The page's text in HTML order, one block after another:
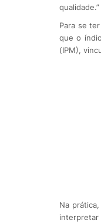
qualidade.”
Para se
que o
(IPM),
Na